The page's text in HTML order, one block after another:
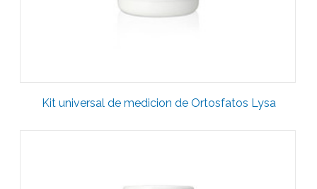
Kit universal de medicion de Ortosfatos Lysa